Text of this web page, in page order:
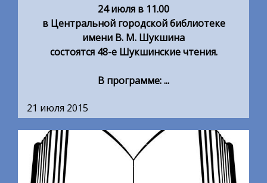
24 июля в 11.00
в Центральной городской библиотеке
имени В. М. Шукшина
состоятся 48-е Шукшинские чтения.
В программе: ...
21 июля 2015